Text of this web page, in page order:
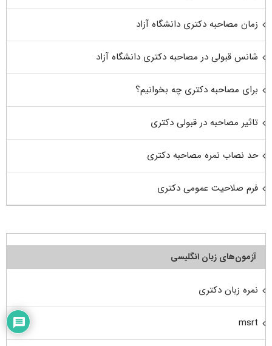
زمان مصاحبه دکتری دانشگاه آزاد
شانس قبولی در مصاحبه دکتری دانشگاه آزاد
برای مصاحبه دکتری چه بخوانیم؟
تاثیر مصاحبه در قبولی دکتری
حد نصاب نمره مصاحبه دکتری
فرم صلاحیت عمومی دکتری
آزمون‌های زبان انگلیسی
نمره زبان دکتری
msrt